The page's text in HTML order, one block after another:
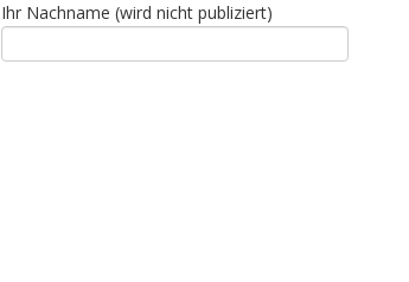
Ihr Nachname (wird nicht publiziert)